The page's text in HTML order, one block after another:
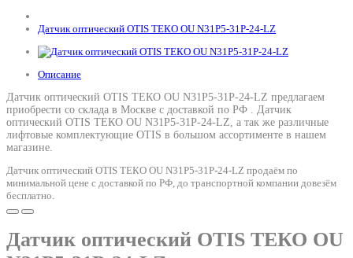
Датчик оптический OTIS ТЕКО OU N31P5-31P-24-LZ
Описание
Датчик оптический OTIS ТЕКО OU N31P5-31P-24-LZ предлагаем
приобрести со склада в Москве с доставкой по РФ . Датчик
оптический OTIS ТЕКО OU N31P5-31P-24-LZ, а так же различные
лифтовые комплектующие OTIS в большом ассортименте в нашем
магазине.
Датчик оптический OTIS ТЕКО OU N31P5-31P-24-LZ продаём по
минимальной цене с доставкой по РФ, до транспортной компании довезём
бесплатно.
Датчик оптический OTIS ТЕКО OU